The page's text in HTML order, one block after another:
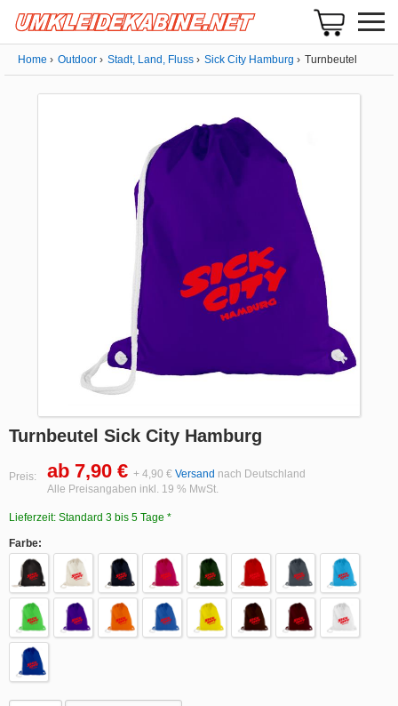
Home Outdoor Stadt, Land, Fluss Sick City Hamburg Turnbeutel
Turnbeutel Sick City Hamburg
Preis: ab 7,90 € + 4,90 € Versand nach Deutschland
Alle Preisangaben inkl. 19 % MwSt.
Lieferzeit: Standard 3 bis 5 Tage *
Farbe: